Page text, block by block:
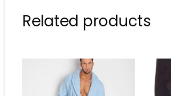
Related products